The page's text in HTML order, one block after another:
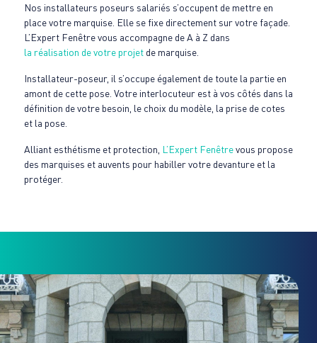
Nos installateurs poseurs salariés s’occupent de mettre en
place votre marquise. Elle se fixe directement sur votre façade.
L’Expert Fenêtre vous accompagne de A à Z dans
la réalisation de votre projetde marquise.
Installateur-poseur, il s’occupe également de toute la partie en
amont de cette pose. Votre interlocuteur est à vos côtés dans la
définition de votre besoin, le choix du modèle, la prise de cotes
et la pose.
Alliant esthétisme et protection, L’Expert Fenêtrevous propose
des marquises et auvents pour habiller votre devanture et la
protéger.